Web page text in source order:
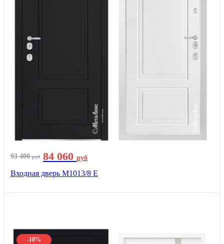
93 400руб 84 060 руб
Входная дверь М1013/8 E
-10%